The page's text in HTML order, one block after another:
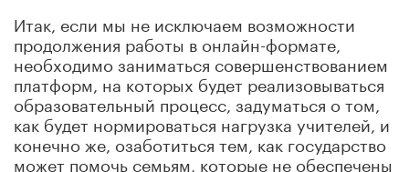
Итак, если мы не исключаем возможности
продолжения работы в онлайн-формате,
необходимо заниматься совершенствованием
платформ, на которых будет реализовываться
образовательный процесс, задуматься о том,
как будет нормироваться нагрузка учителей, и
конечно же, озаботиться тем, как государство
может помочь семьям, которые не обеспечены